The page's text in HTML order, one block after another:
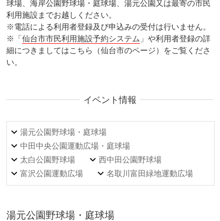
球場、海岸公園野球場・庭球場、湯元公園又は最寄の市民
利用施設までお越しください。
※電話による利用者登録及び申込みの受付は行いません。
※「仙台市市民利用施設予約システム 」や利用者登録の詳
細につきましてはこちら（仙台市のページ）をご覧くださ
い。
イベント情報
湯元公園野球場・庭球場
中田中央公園運動広場・庭球場
太白公園野球場
西中田公園野球場
富沢公園運動広場
名取川富田緑地運動広場
湯元公園野球場・庭球場